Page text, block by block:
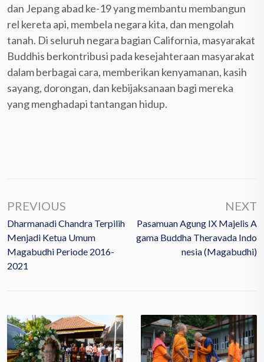
dan Jepang abad ke-19 yang membantu membangun
rel kereta api, membela negara kita, dan mengolah
tanah. Di seluruh negara bagian California, masyarakat
Buddhis berkontribusi pada kesejahteraan masyarakat
dalam berbagai cara, memberikan kenyamanan, kasih
sayang, dorongan, dan kebijaksanaan bagi mereka
yang menghadapi tantangan hidup.
PREVIOUS
Dharmanadi Chandra Terpilih
Menjadi Ketua Umum
Magabudhi Periode 2016-
2021
NEXT
Pasamuan Agung IX Majelis A
Gama Buddha Theravada Indo
Nesia (Magabudhi)